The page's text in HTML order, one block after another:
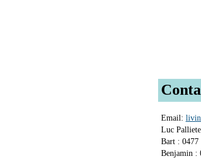
Email:
Luc
Bart : 0477
Benjamin :